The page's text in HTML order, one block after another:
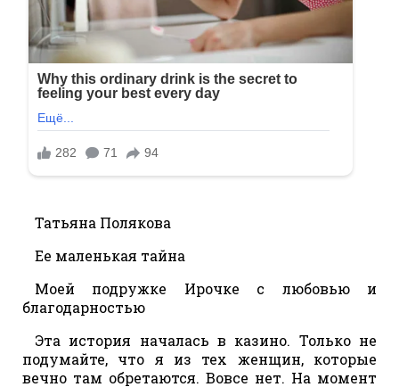
Татьяна Полякова
Ее маленькая тайна
Моей подружке Ирочке c любовью и
благодарностью
Эта история началась в казино. Только не
подумайте, что я из тех женщин, которые
вечно там обретаются. Вовсе нет. На момент